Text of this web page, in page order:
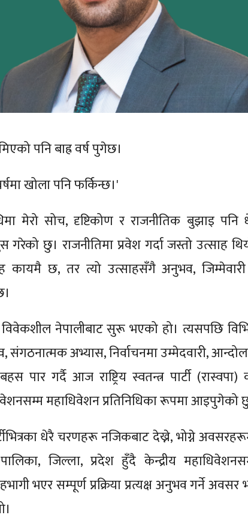
पनि बाह्र वर्ष पुगेछ।
खोला पनि फर्किन्छ।'
मेरो सोच, दृष्टिकोण र राजनीतिक बुझाइ पनि
छु। राजनीतिमा प्रवेश गर्दा जस्तो उत्साह
कायमै छ, तर त्यो उत्साहसँगै अनुभव,
विवेकशील नेपालीबाट सुरू भएको हो। त्यसपछि
संगठनात्मक अभ्यास, निर्वाचनमा उम्मेदवारी,
गर्दै आज राष्ट्रिय स्वतन्त्र पार्टी (रास्वपा)
महाधिवेशन प्रतिनिधिका रूपमा आइपुगेको
धेरै चरणहरू नजिकबाट देख्ने, भोग्ने
जिल्ला, प्रदेश हुँदै केन्द्रीय
भएर सम्पूर्ण प्रक्रिया प्रत्यक्ष अनुभव गर्ने अवसर